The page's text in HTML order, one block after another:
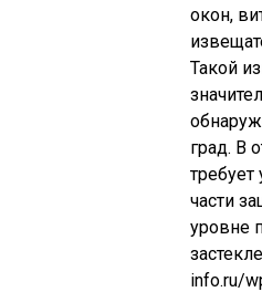
окон,
Такой
град. В
части
уровне
info.ru/